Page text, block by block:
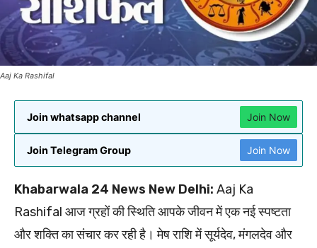
Aaj Ka Rashifal
Join whatsapp channel Join Now
Join Telegram Group Join Now
Khabarwala 24 News New Delhi: Aaj Ka
Rashifal आज ग्रहों की स्थिति आपके जीवन में एक नई स्पष्टता
और शक्ति का संचार कर रही है। मेष राशि में सूर्यदेव, मंगलदेव और